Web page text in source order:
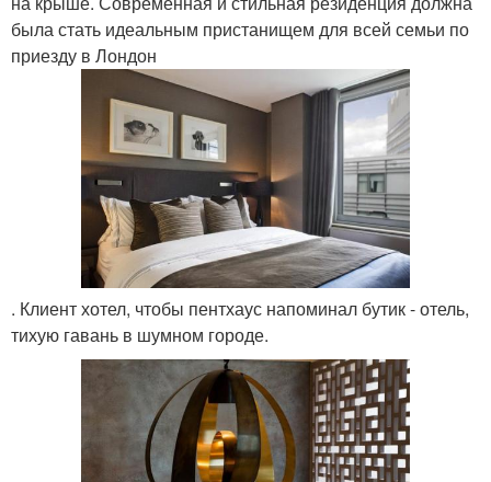
была стать идеальным пристанищем для всей семьи по
приезду в Лондон
. Клиент хотел, чтобы пентхаус напоминал бутик - отель,
тихую гавань в шумном городе.